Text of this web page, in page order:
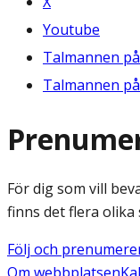
Youtube
Talmannen
Talmannen
För dig som vill
finns det flera olika
Följ och
Om webbplatsen